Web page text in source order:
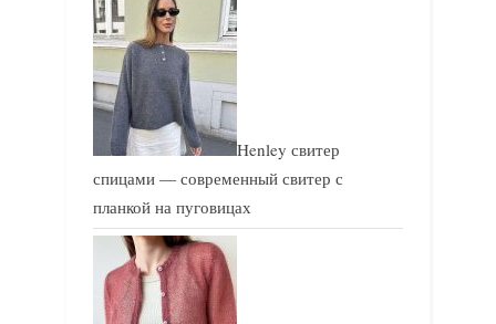
Henley свитер
спицами — современный свитер с
планкой на пуговицах